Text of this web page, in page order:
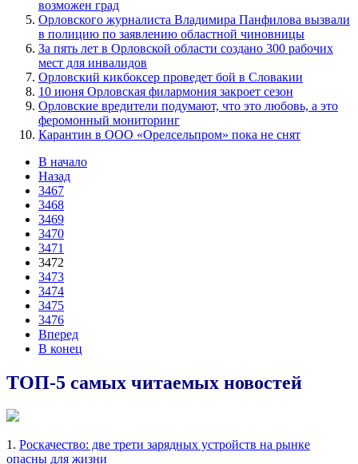
возможен град
Орловского журналиста Владимира Панфилова вызвали
в полицию по заявлению областной чиновницы
За пять лет в Орловской области создано 300 рабочих
мест для инвалидов
Орловский кикбоксер проведет бой в Словакии
10 июня Орловская филармония закроет сезон
Орловские вредители подумают, что это любовь, а это
феромонный мониторинг
Карантин в ООО «Орелсельпром» пока не снят
В начало
Назад
3467
3468
3469
3470
3471
3472
3473
3474
3475
3476
Вперед
В конец
ТОП-5 самых читаемых новостей
1. Роскачество: две трети зарядных устройств на рынке
опасны для жизни